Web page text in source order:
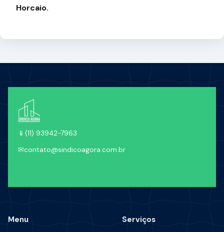
Horcaio.
📱 (11) 93942-7963
✉contato@sindicoagora.com.br
Menu Serviços